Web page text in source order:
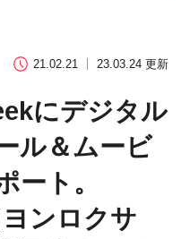
21.02.21 23.03.24 更新
にデジタル
ル＆ムービ
ート。
ンロクサ